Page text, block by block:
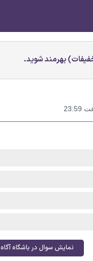
بهرمند شوید.
نمایش سوال در باشگاه آگاه